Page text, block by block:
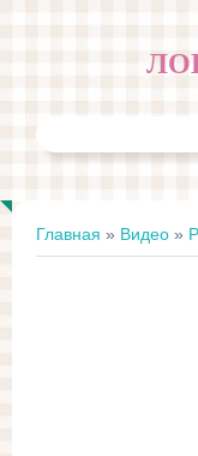
Главная » Видео »